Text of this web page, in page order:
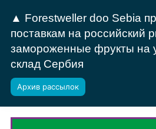
▲ Forestweller doo Sebia
поставкам на российский
замороженные фрукты на
склад Сербия
Архив рассылок